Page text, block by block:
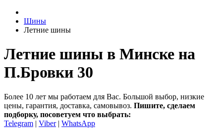
Шины
Летние шины
Летние шины в Минске на
П.Бровки 30
Более 10 лет мы работаем для Вас. Большой выбор, низкие
цены, гарантия, доставка, самовывоз. Пишите, сделаем
подборку, посоветуем что выбрать:
Telegram | Viber| WhatsApp